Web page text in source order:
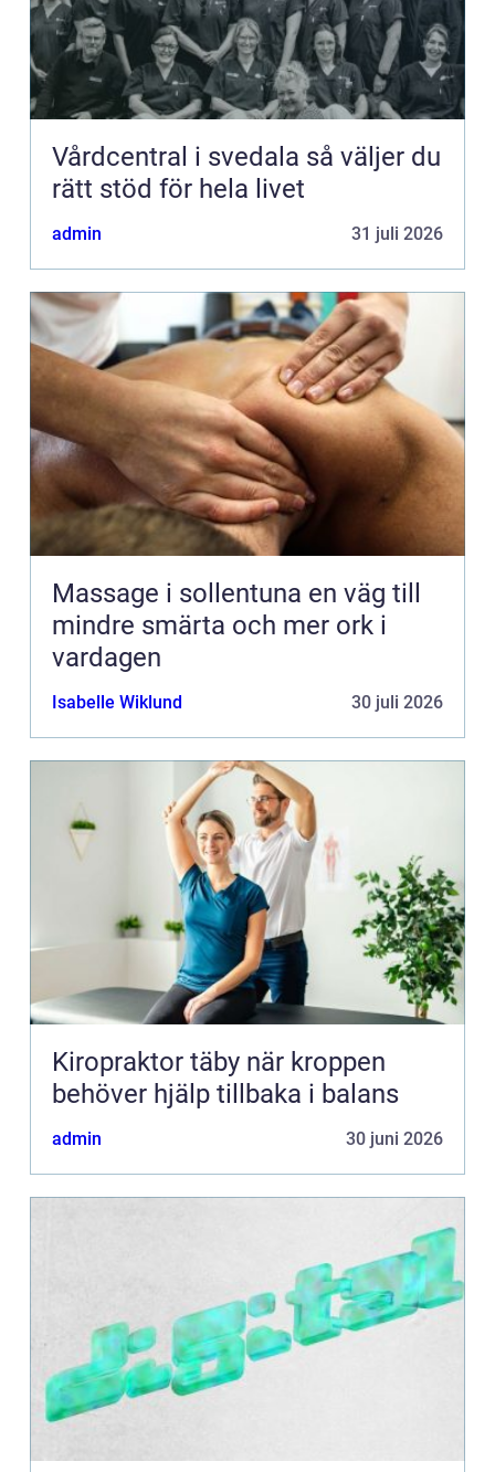
Vårdcentral i svedala så väljer du
rätt stöd för hela livet
admin 31 juli 2026
Massage i sollentuna en väg till
mindre smärta och mer ork i
vardagen
Isabelle Wiklund 30 juli 2026
Kiropraktor täby när kroppen
behöver hjälp tillbaka i balans
admin 30 juni 2026